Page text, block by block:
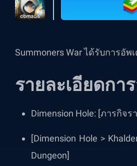
Summoners War ได้รับการอั
รายละเอียดกา
Dimension Hole: [ภารกิจร
[Dimension Hole >
Dungeon]